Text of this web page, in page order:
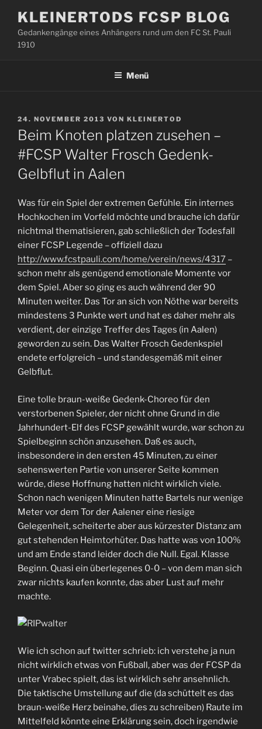
Inhalt
springen
KLEINERTODS FCSP BLOG
Gedankengänge eines Anhängers rund um den FC St. Pauli
1910
Menü
VERÖFFENTLICHT
AM
24. NOVEMBER 2013 VON KLEINERTOD
Beim Knoten platzen zusehen –
#FCSP Walter Frosch Gedenk-
Gelbflut in Aalen
Was für ein Spiel der extremen Gefühle. Ein internes
Hochkochen im Vorfeld möchte und brauche ich dafür
nichtmal thematisieren, gab schließlich der Todesfall
einer FCSP Legende – offiziell dazu
http://www.fcstpauli.com/home/verein/news/4317 –
schon mehr als genügend emotionale Momente vor
dem Spiel. Aber so ging es auch während der 90
Minuten weiter. Das Tor an sich von Nöthe war bereits
mindestens 3 Punkte wert und hat es daher mehr als
verdient, der einzige Treffer des Tages (in Aalen)
geworden zu sein. Das Walter Frosch Gedenkspiel
endete erfolgreich – und standesgemäß mit einer
Gelbflut.
Eine tolle braun-weiße Gedenk-Choreo für den
verstorbenen Spieler, der nicht ohne Grund in die
Jahrhundert-Elf des FCSP gewählt wurde, war schon zu
Spielbeginn schön anzusehen. Daß es auch,
insbesondere in den ersten 45 Minuten, zu einer
sehenswerten Partie von unserer Seite kommen
würde, diese Hoffnung hatten nicht wirklich viele.
Schon nach wenigen Minuten hatte Bartels nur wenige
Meter vor dem Tor der Aalener eine riesige
Gelegenheit, scheiterte aber aus kürzester Distanz am
gut stehenden Heimtorhüter. Das hatte was von 100%
und am Ende stand leider doch die Null. Egal. Klasse
Beginn. Quasi ein überlegenes 0-0 – von dem man sich
zwar nichts kaufen konnte, das aber Lust auf mehr
machte.
Wie ich schon auf twitter schrieb: ich verstehe ja nun
nicht wirklich etwas von Fußball, aber was der FCSP da
unter Vrabec spielt, das ist wirklich sehr ansehnlich.
Die taktische Umstellung auf die (da schüttelt es das
braun-weiße Herz beinahe, dies zu schreiben) Raute im
Mittelfeld könnte eine Erklärung sein, doch irgendwie